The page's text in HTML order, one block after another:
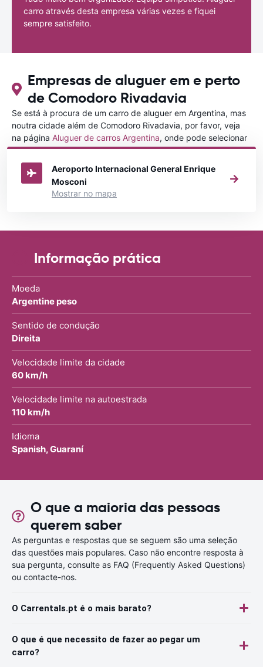
carro através desta empresa várias vezes e fiquei
sempre satisfeito.
Empresas de aluguer em e perto
de Comodoro Rivadavia
Se está à procura de um carro de aluguer em Argentina, mas
noutra cidade além de Comodoro Rivadavia, por favor, veja
na página Aluguer de carros Argentina, onde pode selecionar
a outra cidade em Argentina que gostaria de alugar um carro
Aeroporto Internacional General Enrique
Mosconi
Mostrar no mapa
Informação prática
Moeda
Argentine peso
Sentido de condução
Direita
Velocidade limite da cidade
60 km/h
Velocidade limite na autoestrada
110 km/h
Idioma
Spanish, Guaraní
O que a maioria das pessoas
querem saber
As perguntas e respostas que se seguem são uma seleção
das questões mais populares. Caso não encontre resposta à
sua pergunta, consulte as FAQ (Frequently Asked Questions)
ou contacte-nos.
O Carrentals.pt é o mais barato?
O que é que necessito de fazer ao pegar um
carro?